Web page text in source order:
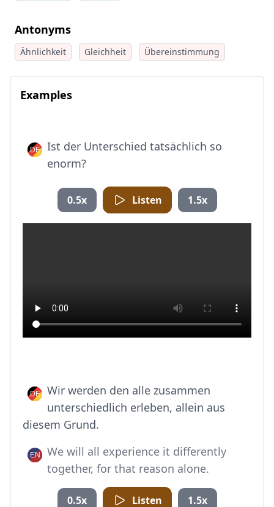
Antonyms
Ähnlichkeit Gleichheit Übereinstimmung
Examples
Ist der Unterschied tatsächlich so
enorm?
0.5x Listen 1.5x
Wir werden den alle zusammen
unterschiedlich erleben, allein aus
diesem Grund.
We will all experience it differently
together, for that reason alone.
0.5x Listen 1.5x